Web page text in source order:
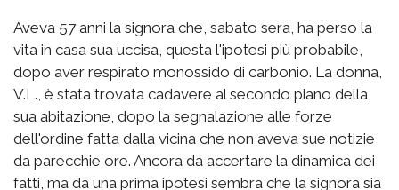
Aveva 57 anni la signora che, sabato sera, ha perso la
vita in casa sua uccisa, questa l'ipotesi più probabile,
dopo aver respirato monossido di carbonio. La donna,
V.L., è stata trovata cadavere al secondo piano della
sua abitazione, dopo la segnalazione alle forze
dell'ordine fatta dalla vicina che non aveva sue notizie
da parecchie ore. Ancora da accertare la dinamica dei
fatti, ma da una prima ipotesi sembra che la signora sia